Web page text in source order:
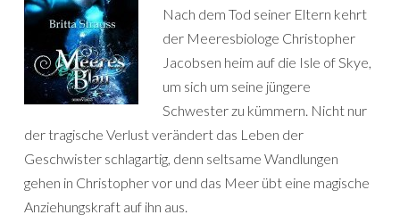
Nach dem Tod seiner Eltern kehrt
der Meeresbiologe Christopher
Jacobsen heim auf die Isle of Skye,
um sich um seine jüngere
Schwester zu kümmern. Nicht nur
der tragische Verlust verändert das Leben der
Geschwister schlagartig, denn seltsame Wandlungen
gehen in Christopher vor und das Meer übt eine magische
Anziehungskraft auf ihn aus.